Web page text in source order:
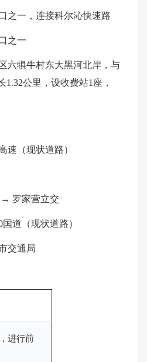
之一，连接科尔沁快速路
之一
六犋牛村东大黑河北岸，与
1.32公里，设收费站1座，
速（现状道路）
→ 罗家营立交
道（现状道路）
交通局
进行前